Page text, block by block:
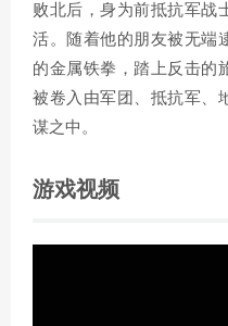
败北后，身为前抵抗军战
活。随着他的朋友被无端
的金属铁拳，踏上反击的
被卷入由军团、抵抗军、
谋之中。
游戏视频